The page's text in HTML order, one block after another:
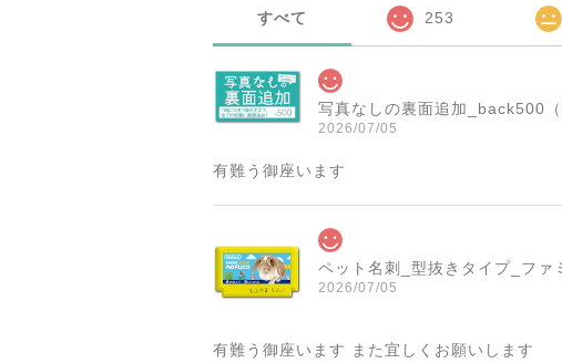
すべて 253
写真なしの裏面追加_back500
2026/07/05
有難う御座います
ペット名刺_型抜きタイプ_フ
2026/07/05
有難う御座います また宜しくお願いします